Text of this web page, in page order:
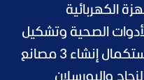
الكهربائية
الصحية وتشكيل
الكرتون، وتعمل حاليًا على استكمال إنشاء 3 مصانع
والبورسلان